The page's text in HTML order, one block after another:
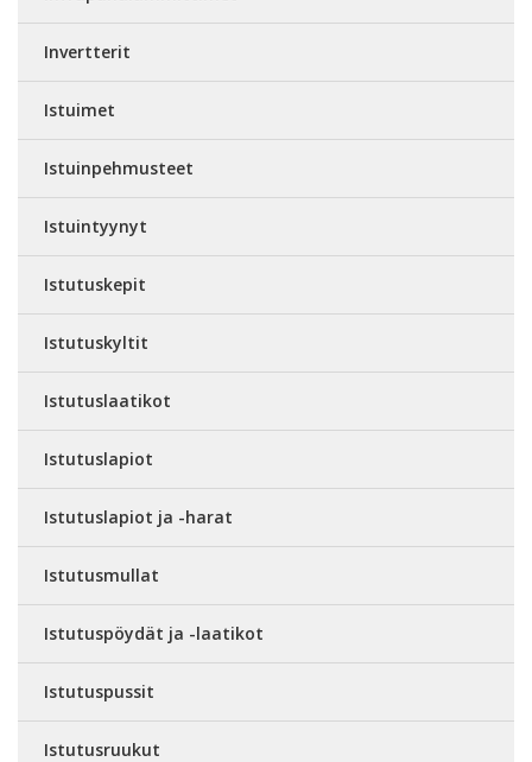
Invertterit
Istuimet
Istuinpehmusteet
Istuintyynyt
Istutuskepit
Istutuskyltit
Istutuslaatikot
Istutuslapiot
Istutuslapiot ja -harat
Istutusmullat
Istutuspöydät ja -laatikot
Istutuspussit
Istutusruukut